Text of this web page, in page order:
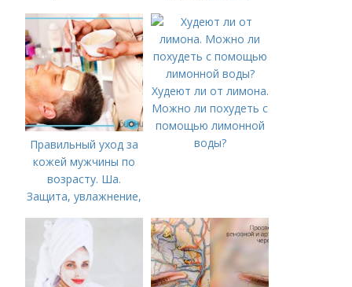
Правильный уход за
кожей мужчины по
возрасту. Ша.
Защита, увлажнение,
Худеют ли от лимона.
Можно ли похудеть с
помощью лимонной
воды?